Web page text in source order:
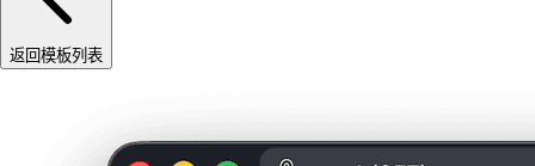
返回模板列表